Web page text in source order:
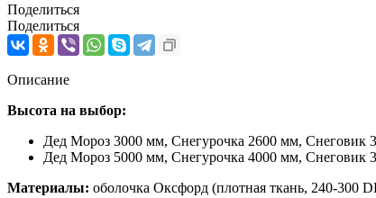
Поделиться
Поделиться
Описание
Высота на выбор:
Дед Мороз 3000 мм, Снегурочка 2600 мм, Снеговик
Дед Мороз 5000 мм, Снегурочка 4000 мм, Снеговик
Материалы: оболочка Оксфорд (плотная ткань, 240-300